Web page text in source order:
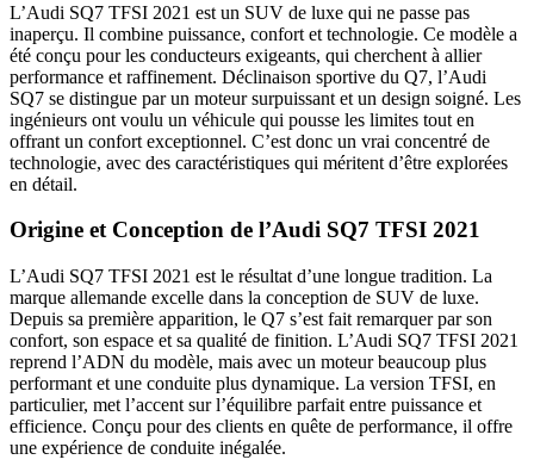
L’Audi SQ7 TFSI 2021 est un SUV de luxe qui ne passe pas
inaperçu. Il combine puissance, confort et technologie. Ce modèle a
été conçu pour les conducteurs exigeants, qui cherchent à allier
performance et raffinement. Déclinaison sportive du Q7, l’Audi
SQ7 se distingue par un moteur surpuissant et un design soigné. Les
ingénieurs ont voulu un véhicule qui pousse les limites tout en
offrant un confort exceptionnel. C’est donc un vrai concentré de
technologie, avec des caractéristiques qui méritent d’être explorées
en détail.
Origine et Conception de l’Audi SQ7 TFSI 2021
L’Audi SQ7 TFSI 2021 est le résultat d’une longue tradition. La
marque allemande excelle dans la conception de SUV de luxe.
Depuis sa première apparition, le Q7 s’est fait remarquer par son
confort, son espace et sa qualité de finition. L’Audi SQ7 TFSI 2021
reprend l’ADN du modèle, mais avec un moteur beaucoup plus
performant et une conduite plus dynamique. La version TFSI, en
particulier, met l’accent sur l’équilibre parfait entre puissance et
efficience. Conçu pour des clients en quête de performance, il offre
une expérience de conduite inégalée.